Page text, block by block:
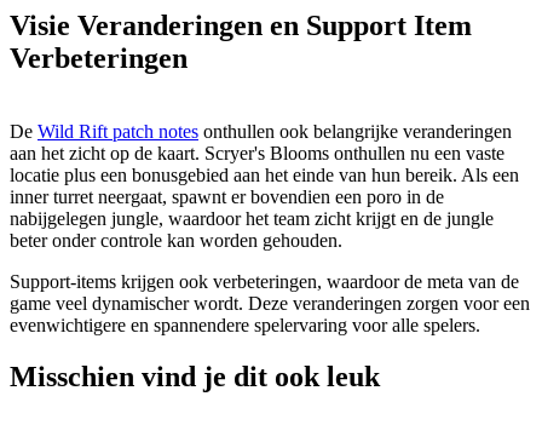
Visie Veranderingen en Support Item
Verbeteringen
De Wild Rift patch notes onthullen ook belangrijke veranderingen
aan het zicht op de kaart. Scryer's Blooms onthullen nu een vaste
locatie plus een bonusgebied aan het einde van hun bereik. Als een
inner turret neergaat, spawnt er bovendien een poro in de
nabijgelegen jungle, waardoor het team zicht krijgt en de jungle
beter onder controle kan worden gehouden.
Support-items krijgen ook verbeteringen, waardoor de meta van de
game veel dynamischer wordt. Deze veranderingen zorgen voor een
evenwichtigere en spannendere spelervaring voor alle spelers.
Misschien vind je dit ook leuk